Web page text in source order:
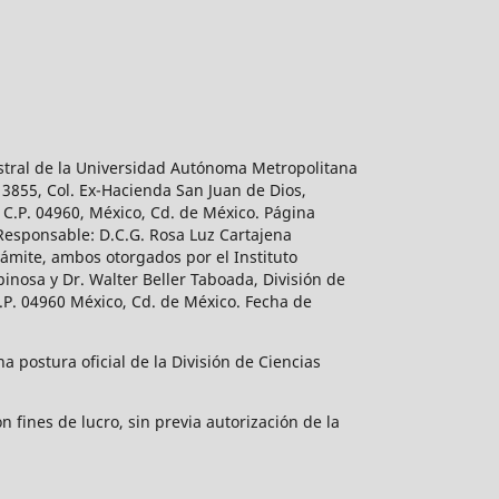
de la Universidad Autónoma Metropolitana
Col. Ex-Hacienda San Juan de Dios,
04960, México, Cd. de México. Página
D.C.G. Rosa Luz Cartajena
ambos otorgados por el Instituto
y Dr. Walter Beller Taboada, División de
04960 México, Cd. de México. Fecha de
postura oficial de la División de Ciencias
fines de lucro, sin previa autorización de la